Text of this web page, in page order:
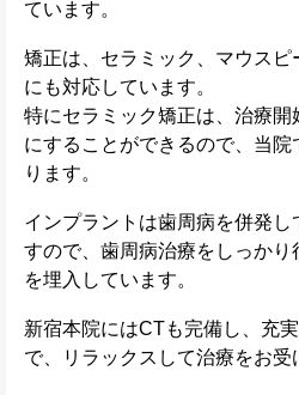
ています。
矯正は、セラミック、マウス
にも対応しています。
特にセラミック矯正は、治療
にすることができるので、当
ります。
インプラントは歯周病を併発
すので、歯周病治療をしっかり
を埋入しています。
新宿本院にはCTも完備し、充
で、リラックスして治療をお受